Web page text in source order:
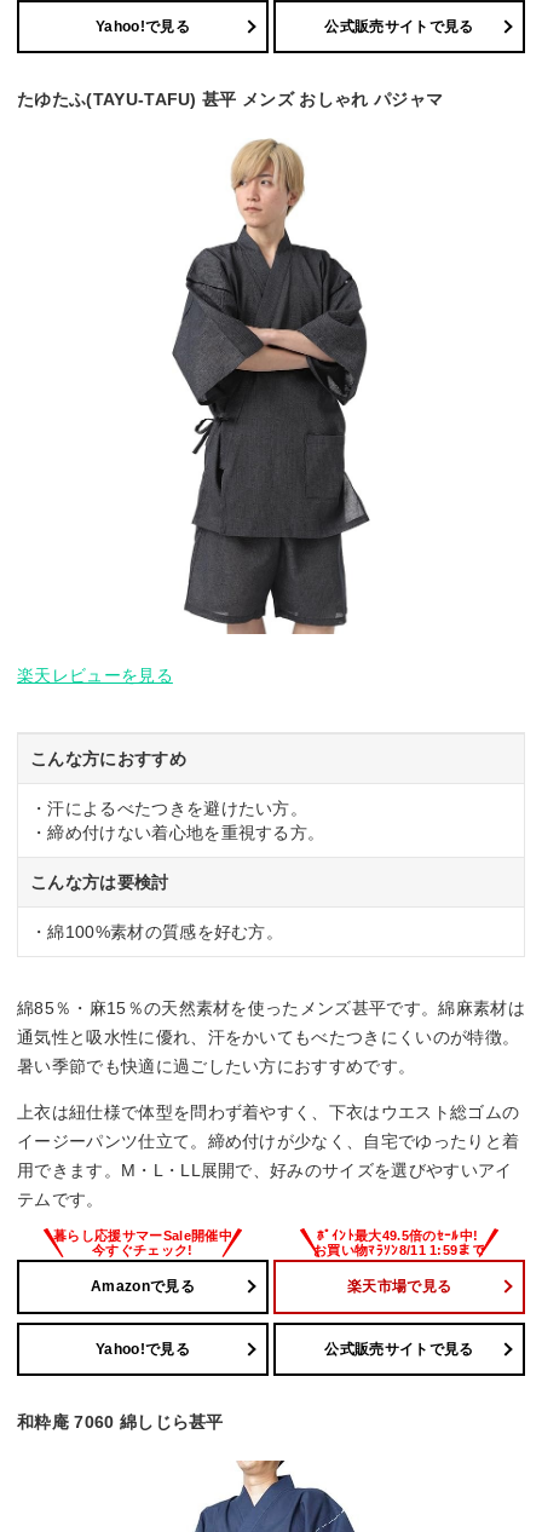
Yahoo!で見る 公式販売サイトで見る
たゆたふ(TAYU-TAFU) 甚平 メンズ おしゃれ パジャマ
楽天レビューを見る
こんな方におすすめ
・汗によるべたつきを避けたい方。
・締め付けない着心地を重視する方。
こんな方は要検討
・綿100%素材の質感を好む方。
綿85％・麻15％の天然素材を使ったメンズ甚平です。綿麻素材は
通気性と吸水性に優れ、汗をかいてもべたつきにくいのが特徴。
暑い季節でも快適に過ごしたい方におすすめです。
上衣は紐仕様で体型を問わず着やすく、下衣はウエスト総ゴムの
イージーパンツ仕立て。締め付けが少なく、自宅でゆったりと着
用できます。M・L・LL展開で、好みのサイズを選びやすいアイ
テムです。
Amazonで見る 楽天市場で見る
Yahoo!で見る 公式販売サイトで見る
和粋庵 7060 綿しじら甚平